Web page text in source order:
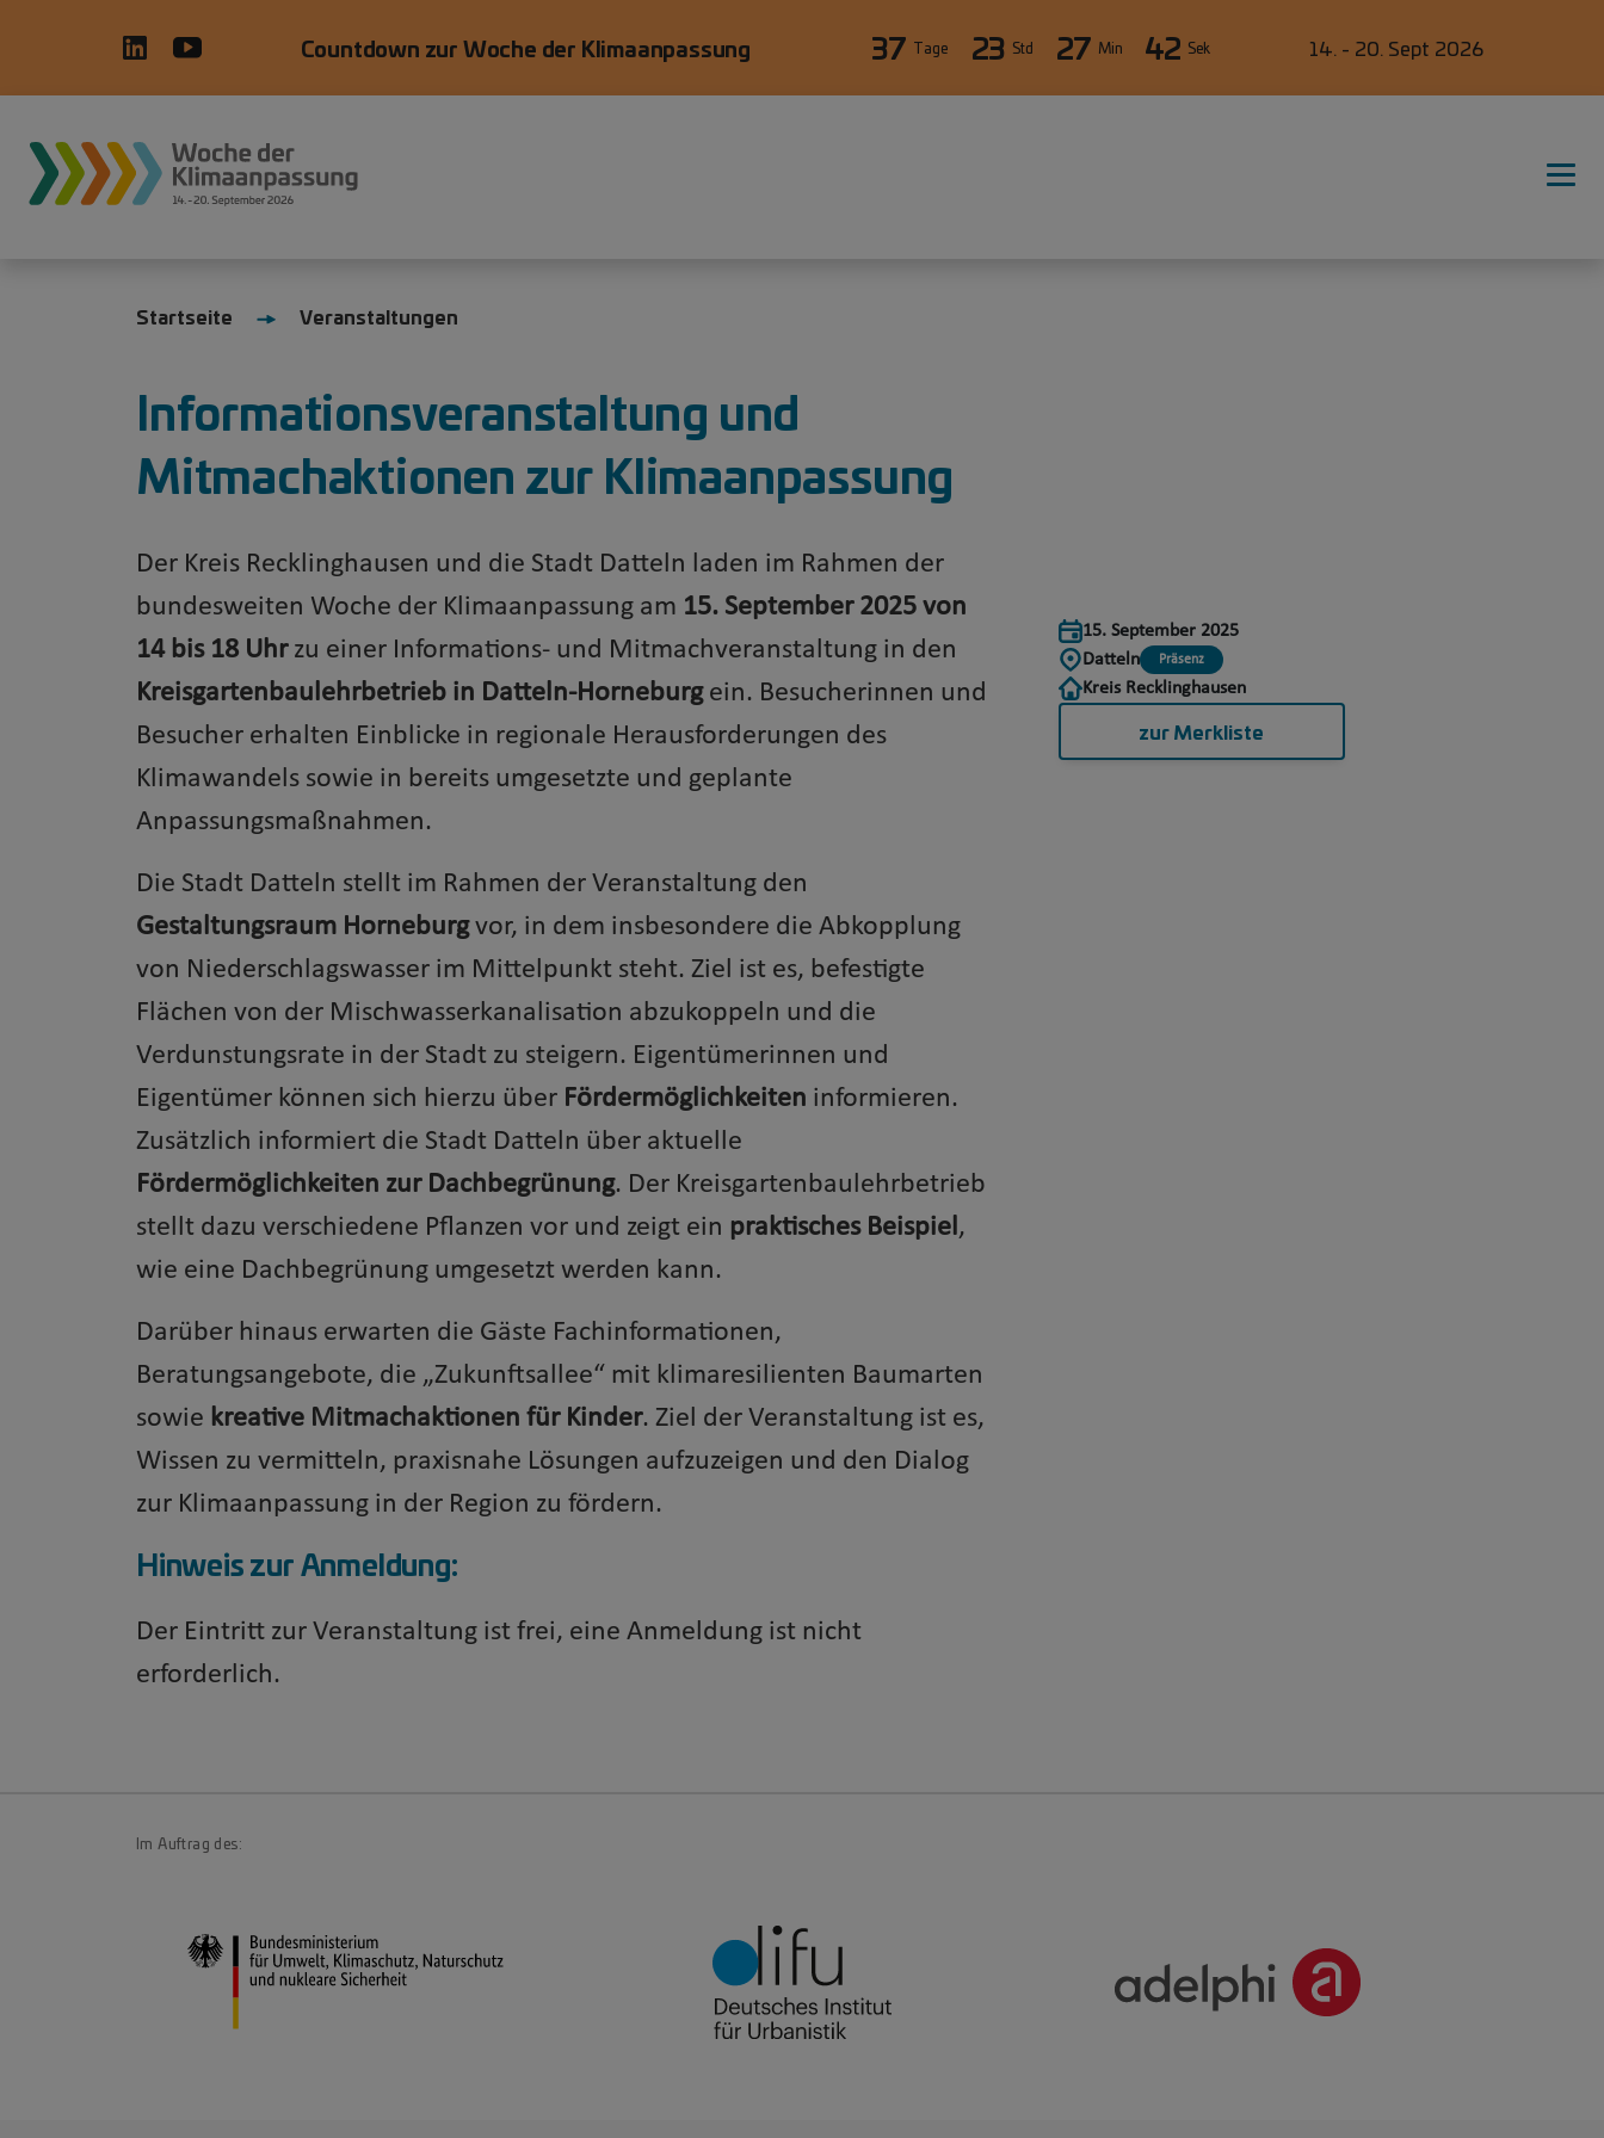
Countdown zur Woche der Klimaanpassung 37 Tage 23 Std 27 Min 42 Sek 14. - 20. Sept 2026
Startseite Veranstaltungen
Informationsveranstaltung und
Mitmachaktionen zur Klimaanpassung
Der Kreis Recklinghausen und die Stadt Datteln laden im Rahmen der
bundesweiten Woche der Klimaanpassung am 15. September 2025 von
14 bis 18 Uhrzu einer Informations- und Mitmachveranstaltung in den
Kreisgartenbaulehrbetrieb in Datteln-Horneburgein. Besucherinnen und
Besucher erhalten Einblicke in regionale Herausforderungen des
Klimawandels sowie in bereits umgesetzte und geplante
Anpassungsmaßnahmen.
Die Stadt Datteln stellt im Rahmen der Veranstaltung den
Gestaltungsraum Horneburgvor, in dem insbesondere die Abkopplung
von Niederschlagswasser im Mittelpunkt steht. Ziel ist es, befestigte
Flächen von der Mischwasserkanalisation abzukoppeln und die
Verdunstungsrate in der Stadt zu steigern. Eigentümerinnen und
Eigentümer können sich hierzu über Fördermöglichkeiten informieren.
Zusätzlich informiert die Stadt Datteln über aktuelle
Fördermöglichkeiten zur Dachbegrünung. Der Kreisgartenbaulehrbetrieb
stellt dazu verschiedene Pflanzen vor und zeigt ein praktisches Beispiel,
wie eine Dachbegrünung umgesetzt werden kann.
Darüber hinaus erwarten die Gäste Fachinformationen,
Beratungsangebote, die „Zukunftsallee“ mit klimaresilienten Baumarten
sowie kreative Mitmachaktionen für Kinder. Ziel der Veranstaltung ist es,
Wissen zu vermitteln, praxisnahe Lösungen aufzuzeigen und den Dialog
zur Klimaanpassung in der Region zu fördern.
Hinweis zur Anmeldung:
Der Eintritt zur Veranstaltung ist frei, eine Anmeldung ist nicht
erforderlich.
15. September 2025
Datteln
Präsenz
Kreis Recklinghausen
zur Merkliste
Im Auftrag des: